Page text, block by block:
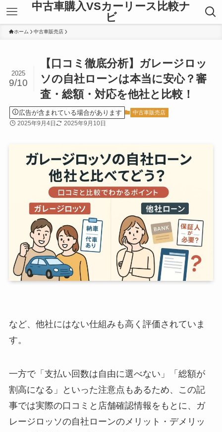
中古車購入VSカーリース比較ナ
ビ
ホーム 中古車販売店
【口コミ徹底分析】ガレージロッ
ソの自社ローンは本当に安心？審
査・総額・対応を他社と比較！
2025
9/10
広告が含まれている場合があります 中古車販売店
2025年9月4日 2025年9月10日
など、他社にはない仕組みも高く評価されていま
す。
一方で「支払い回数は自由に選べない」「総額が
割高になる」といった注意点もあるため、
この記
事では実際の口コミと店舗確認情報をもとに、ガ
レージロッソの自社ローンのメリット・デメリッ